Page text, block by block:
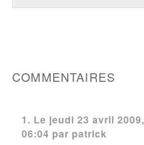
COMMENTAIRES
1. Le jeudi 23 avril 2009,
06:04 par patrick